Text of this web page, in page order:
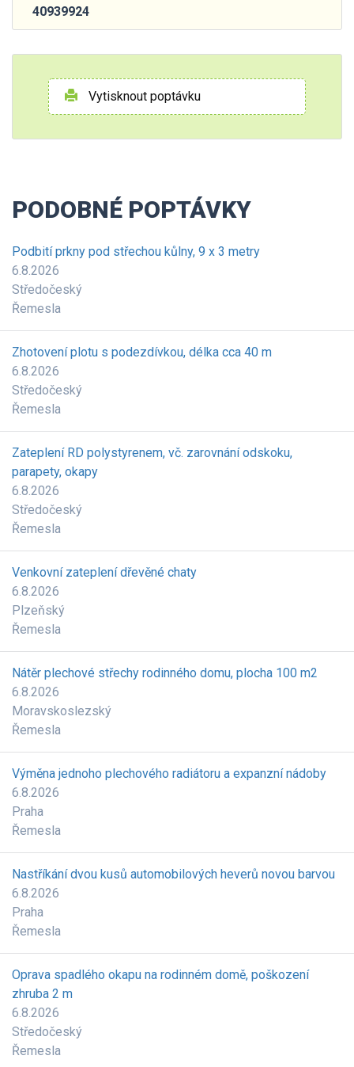
40939924
Vytisknout poptávku
PODOBNÉ POPTÁVKY
Podbití prkny pod střechou kůlny, 9 x 3 metry
6.8.2026
Středočeský
Řemesla
Zhotovení plotu s podezdívkou, délka cca 40 m
6.8.2026
Středočeský
Řemesla
Zateplení RD polystyrenem, vč. zarovnání odskoku,
parapety, okapy
6.8.2026
Středočeský
Řemesla
Venkovní zateplení dřevěné chaty
6.8.2026
Plzeňský
Řemesla
Nátěr plechové střechy rodinného domu, plocha 100 m2
6.8.2026
Moravskoslezský
Řemesla
Výměna jednoho plechového radiátoru a expanzní nádoby
6.8.2026
Praha
Řemesla
Nastříkání dvou kusů automobilových heverů novou barvou
6.8.2026
Praha
Řemesla
Oprava spadlého okapu na rodinném domě, poškození
zhruba 2 m
6.8.2026
Středočeský
Řemesla